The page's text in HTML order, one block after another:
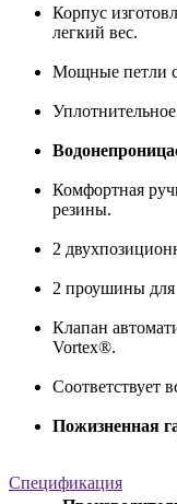
Корпус
легкий вес.
Мощные петли
Комфортная
резины.
2
2 проушины для
Клапан
Vortex®.
Соответствует
Пожизненная
Спецификация